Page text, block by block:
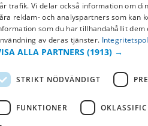
trafik. Vi delar också information om
reklam- och analyspartners som kan
som du har tillhandahållit
av deras tjänster.
ALLA PARTNERS (1913) →
STRIKT NÖDVÄNDIGT
FUNKTIONER